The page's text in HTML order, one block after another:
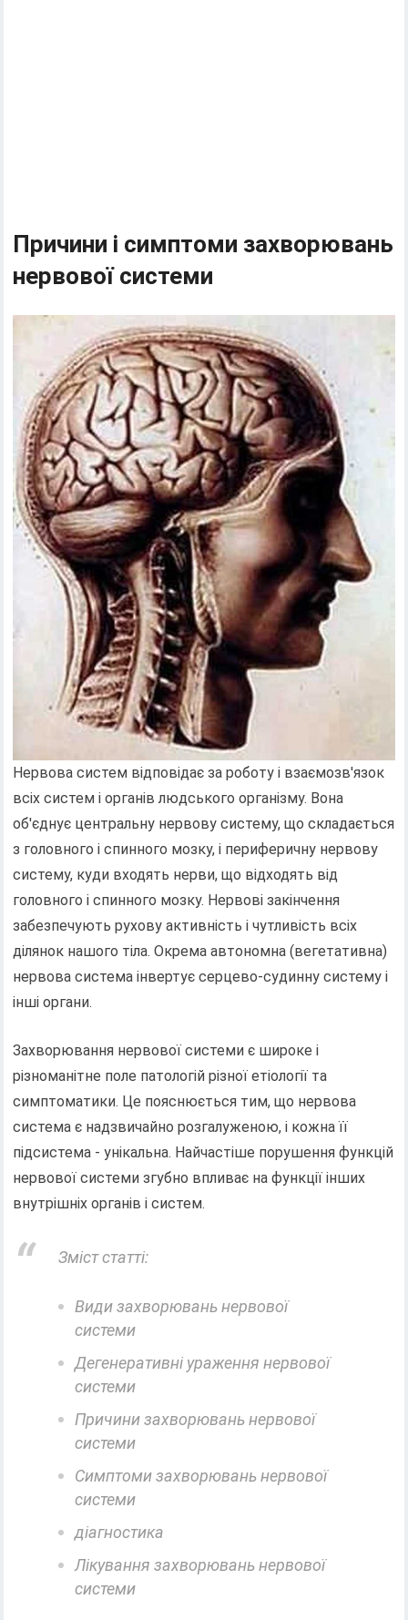
Причини і симптоми захворювань
нервової системи
Нервова систем відповідає за роботу і взаємозв'язок
всіх систем і органів людського організму. Вона
об'єднує центральну нервову систему, що складається
з головного і спинного мозку, і периферичну нервову
систему, куди входять нерви, що відходять від
головного і спинного мозку. Нервові закінчення
забезпечують рухову активність і чутливість всіх
ділянок нашого тіла. Окрема автономна (вегетативна)
нервова система інвертує серцево-судинну систему і
інші органи.
Захворювання нервової системи є широке і
різноманітне поле патологій різної етіології та
симптоматики. Це пояснюється тим, що нервова
система є надзвичайно розгалуженою, і кожна її
підсистема - унікальна. Найчастіше порушення функцій
нервової системи згубно впливає на функції інших
внутрішніх органів і систем.
Зміст статті:
Види захворювань нервової
системи
Дегенеративні ураження нервової
системи
Причини захворювань нервової
системи
Симптоми захворювань нервової
системи
діагностика
Лікування захворювань нервової
системи